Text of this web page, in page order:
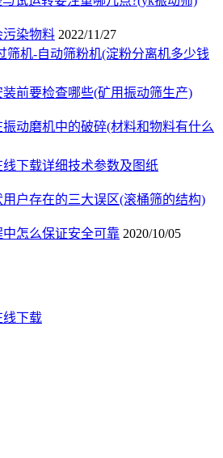
污染物料 2022/11/27
筛机-自动筛粉机(淀粉分离机多少钱
前要检查哪些(矿用振动筛生产)
动磨机中的破碎(材料和物料有什么
下载详细技术参数及图纸
户存在的三大误区(滚桶筛的结构)
怎么保证安全可靠 2020/10/05
线下载